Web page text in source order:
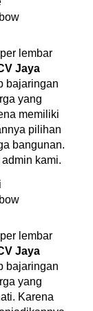
lembar
Jaya
bajaringan
yang
memiliki
pilihan
bangunan.
kami.
lembar
Jaya
bajaringan
yang
Karena